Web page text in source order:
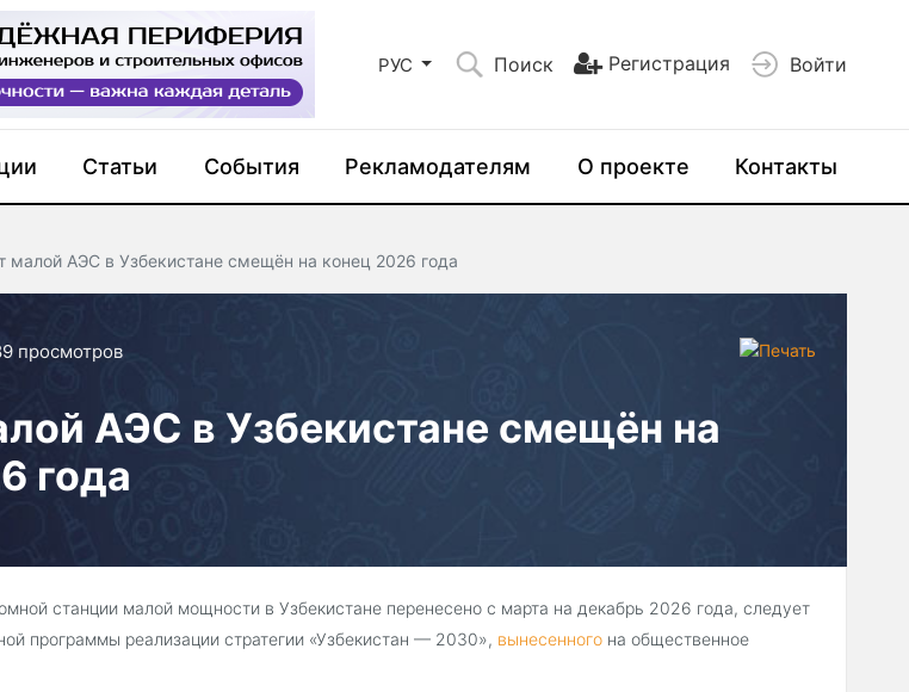
РУС Поиск Регистрация Войти
Статьи События Рекламодателям О проекте Контакты
малой АЭС в Узбекистане смещён на конец 2026 года
просмотров
АЭС в Узбекистане смещён на
года
станции малой мощности в Узбекистане перенесено с марта на декабрь 2026 года, следует
программы реализации стратегии «Узбекистан — 2030», вынесенного на общественное